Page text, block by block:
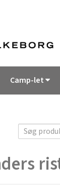
Camp-let